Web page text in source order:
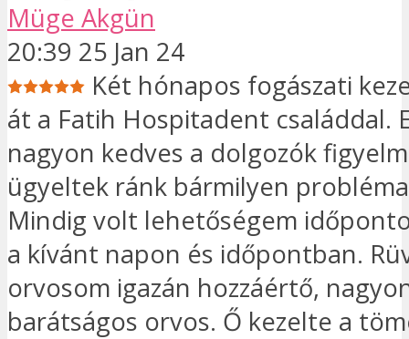
Müge Akgün
20:39 25 Jan 24
Két hónapos fogászati
át a Fatih Hospitadent családdal.
nagyon kedves a dolgozók
ügyeltek ránk bármilyen
Mindig volt lehetőségem
a kívánt napon és időpontban.
orvosom igazán hozzáértő,
barátságos orvos. Ő kezelte a